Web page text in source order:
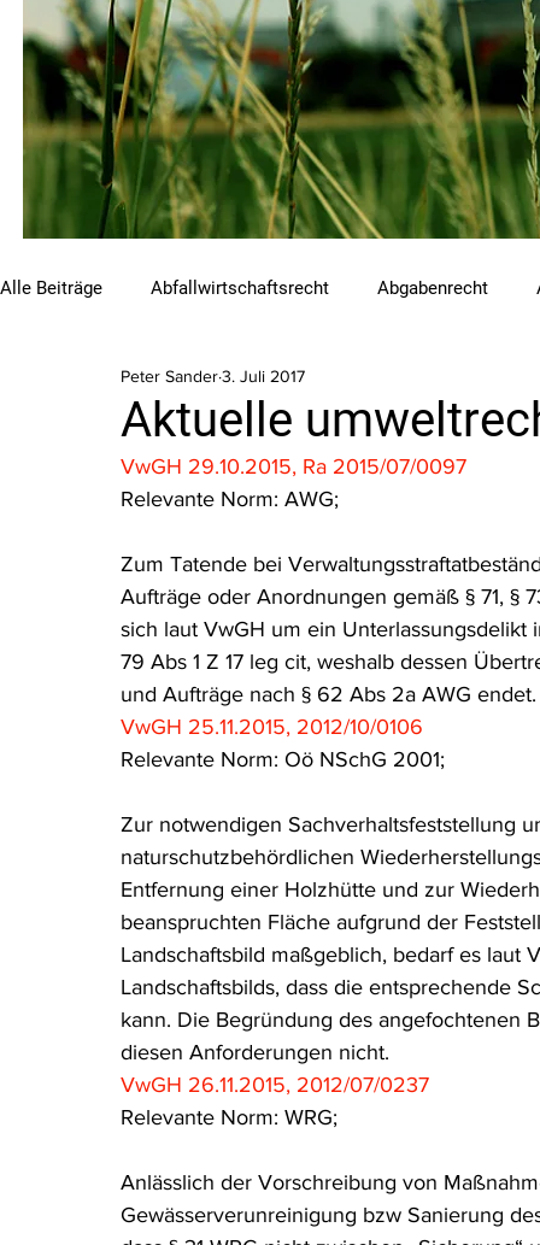
Alle Beiträge Abfallwirtschaftsrecht Abgabenrecht
Beihilfen und Förderungen
Luftreinhalterecht Naturschutzrecht
Rohstoffrecht (Umwelt-)Strafrecht Tierschutzrecht
Verfahrensrecht Vergaberecht Verkehr- und
Wasserrecht RDU Umwelt-Ausgabe Erdgas
Aktuelle
Peter Sander3. Juli 2017
VwGH 29.10.2015, Ra 2015/07/0097
Relevante Norm: AWG;
Zum Tatende bei
Aufträge oder Anordnungen gemäß § 71, §
sich laut VwGH um ein
79 Abs 1 Z 17 leg cit, weshalb dessen
und Aufträge nach § 62 Abs 2a AWG endet.
VwGH 25.11.2015, 2012/10/0106
Relevante Norm: Oö NSchG 2001;
Zur notwendigen Sachverhaltsfeststellung
naturschutzbehördlichen
Entfernung einer Holzhütte und zur
beanspruchten Fläche aufgrund der
Landschaftsbild maßgeblich, bedarf es laut
Landschaftsbilds, dass die entsprechende
kann. Die Begründung des angefochtenen
diesen Anforderungen nicht.
VwGH 26.11.2015, 2012/07/0237
Relevante Norm: WRG;
Anlässlich der Vorschreibung von
Gewässerverunreinigung bzw Sanierung